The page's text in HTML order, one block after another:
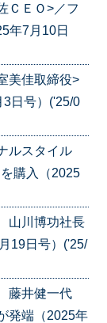
ＣＥＯ>／フ
年7月10日
美佳取締役>
日号）('25/0
ルスタイル
購入（2025
山川博功社長
19日号）('25/
藤井健一代
発端（2025年